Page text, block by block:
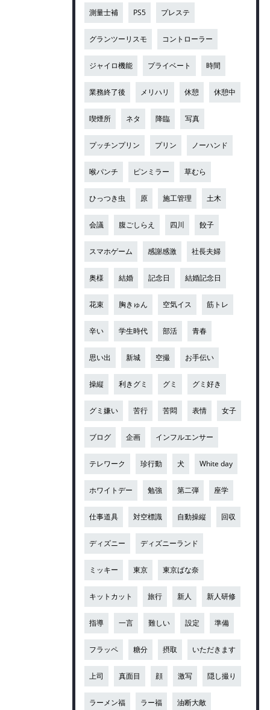
測量士補 PS5 プレステ
グランツーリスモ コントローラー
ジャイロ機能 プライベート 時間
業務終了後 メリハリ 休憩 休憩中
喫煙所 ネタ 降臨 写真
プッチンプリン プリン ノーハンド
喉パンチ ピンミラー 草むら
ひっつき虫 原 施工管理 土木
会議 腹ごしらえ 四川 餃子
スマホゲーム 感謝感激 社長夫婦
奥様 結婚 記念日 結婚記念日
花束 胸きゅん 空気イス 筋トレ
辛い 学生時代 部活 青春
思い出 新城 空撮 お手伝い
操縦 利きグミ グミ グミ好き
グミ嫌い 苦行 苦悶 表情 女子
ブログ 企画 インフルエンサー
テレワーク 珍行動 犬 White day
ホワイトデー 勉強 第二弾 座学
仕事道具 対空標識 自動操縦 回収
ディズニー ディズニーランド
ミッキー 東京 東京ばな奈
キットカット 旅行 新人 新人研修
指導 一言 難しい 設定 準備
フラッペ 糖分 摂取 いただきます
上司 真面目 顔 激写 隠し撮り
ラーメン福 ラー福 油断大敵